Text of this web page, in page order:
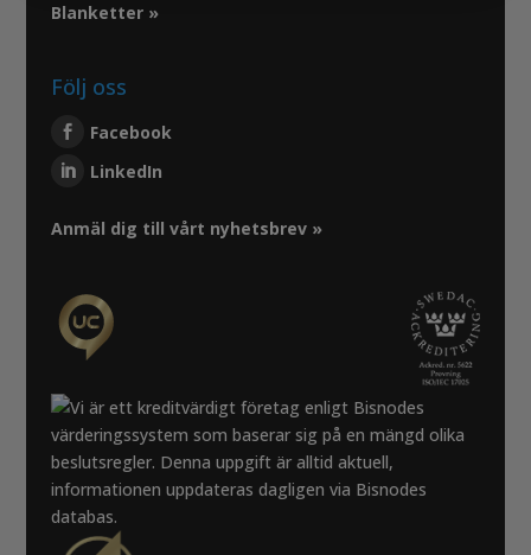
Blanketter »
Följ oss
Facebook
LinkedIn
Anmäl dig till vårt nyhetsbrev »